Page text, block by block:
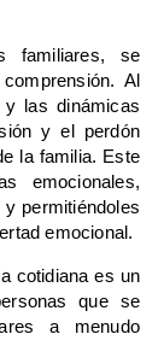
familiares, se
Al
y las dinámicas
y el perdón
la familia. Este
emocionales,
permitiéndoles
emocional.
cotidiana es un
que se
a menudo